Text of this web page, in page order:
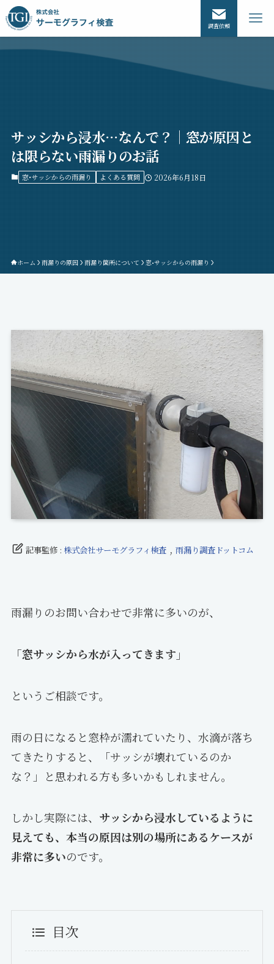
調査依頼
サッシから浸水…なんで？｜窓が原因と
は限らない雨漏りのお話
窓•サッシからの雨漏り よくある質問 2026年6月18日
ホーム 雨漏りの原因 雨漏り箇所について 窓•サッシからの雨漏り
記事監修 : 株式会社サーモグラフィ検査 ,雨漏り調査ドットコム
雨漏りのお問い合わせで非常に多いのが、
「窓サッシから水が入ってきます」
というご相談です。
雨の日になると窓枠が濡れていたり、水滴が落ち
てきたりすると、「サッシが壊れているのか
な？」と思われる方も多いかもしれません。
しかし実際には、 サッシから浸水しているように
見えても、本当の原因は別の場所にあるケースが
非常に多いのです。
目次